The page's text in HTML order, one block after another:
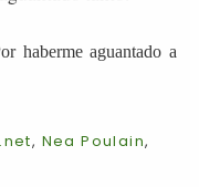
haberme aguantado a
, Nea Poulain,